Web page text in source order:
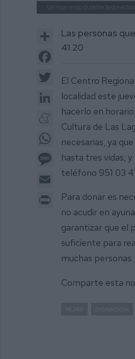
Un momento durante la donación
Share
Facebook
LinkedIn
Meneame
Message
Email
Print
Las personas
41 20
El Centro
localidad este
hacerlo en
Cultura de Las
necesarias, ya
hasta tres vidas,
teléfono 951 03
Para donar es
no acudir en
garantizar que el
suficiente para
muchas personas.
Comparte esta